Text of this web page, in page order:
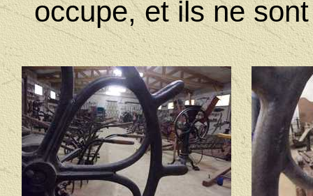
occupe, et ils ne